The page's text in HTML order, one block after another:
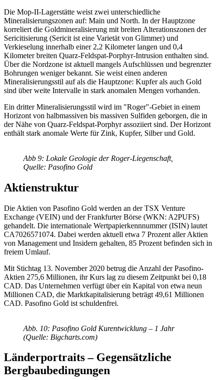
Die Mop-II-Lagerstätte weist zwei unterschiedliche
Mineralisierungszonen auf: Main und North. In der Hauptzone
korreliert die Goldmineralisierung mit breiten Alterationszonen der
Sericitisierung (Sericit ist eine Varietät von Glimmer) und
Verkieselung innerhalb einer 2,2 Kilometer langen und 0,4
Kilometer breiten Quarz-Feldspat-Porphyr-Intrusion enthalten sind.
Über die Nordzone ist aktuell mangels Aufschlüssen und begrenzter
Bohrungen weniger bekannt. Sie weist einen anderen
Mineralisierungsstil auf als die Hauptzone: Kupfer als auch Gold
sind über weite Intervalle in stark anomalen Mengen vorhanden.
Ein dritter Mineralisierungsstil wird im "Roger"-Gebiet in einem
Horizont von halbmassiven bis massiven Sulfiden geborgen, die in
der Nähe von Quarz-Feldspat-Porphyr assoziiert sind. Der Horizont
enthält stark anomale Werte für Zink, Kupfer, Silber und Gold.
Abb 9: Lokale Geologie der Roger-Liegenschaft,
Quelle: Pasofino Gold
Aktienstruktur
Die Aktien von Pasofino Gold werden an der TSX Venture
Exchange (VEIN) und der Frankfurter Börse (WKN: A2PUFS)
gehandelt. Die internationale Wertpapierkennnummer (ISIN) lautet
CA7026571074. Dabei werden aktuell etwa 7 Prozent aller Aktien
von Management und Insidern gehalten, 85 Prozent befinden sich in
freiem Umlauf.
Mit Stichtag 13. November 2020 betrug die Anzahl der Pasofino-
Aktien 275,6 Millionen, ihr Kurs lag zu diesem Zeitpunkt bei 0,18
CAD. Das Unternehmen verfügt über ein Kapital von etwa neun
Millionen CAD, die Marktkapitalisierung beträgt 49,61 Millionen
CAD. Pasofino Gold ist schuldenfrei.
Abb. 10: Pasofino Gold Kurentwicklung – 1 Jahr
(Quelle: Bigcharts.com)
Länderportraits – Gegensätzliche
Bergbaubedingungen